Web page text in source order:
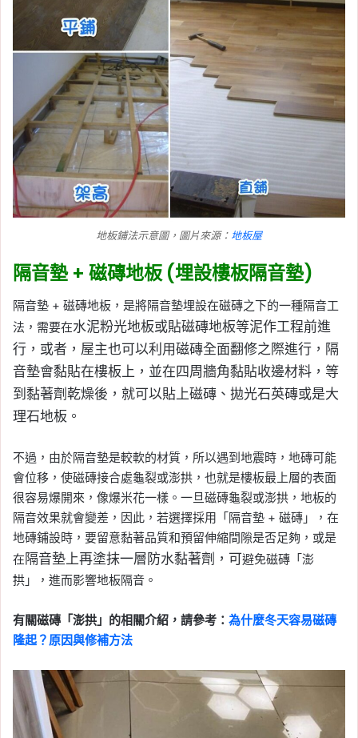
地板鋪法示意圖，圖片來源： 地板屋
隔音墊 + 磁磚地板 (埋設樓板隔音墊)
隔音墊 + 磁磚地板，是將隔音墊埋設在磁磚之下的一種隔音工
法，需要在水泥粉光地板或貼磁磚地板等泥作工程前進
行，或者，屋主也可以利用磁磚全面翻修之際進行，隔
音墊會黏貼在樓板上， 並在四周牆角黏貼收邊材料， 等
到黏著劑乾燥後，就可以貼上磁磚、拋光石英磚或是大
理石地板。
不過，由於隔音墊是較軟的材質，所以遇到地震時，地磚可能
會位移，使磁磚接合處龜裂或澎拱，也就是樓板最上層的表面
很容易爆開來，像爆米花一樣。一旦磁磚龜裂或澎拱，地板的
隔音效果就會變差，因此，若選擇採用「隔音墊 + 磁磚」，在
地磚鋪設時，要留意黏著品質和預留伸縮間隙是否足夠，或是
在隔音墊上再塗抹一層防水黏著劑，可避免磁磚「澎
拱」，進而影響地板隔音。
有關磁磚「澎拱」的相關介紹，請參考： 為什麼冬天容易磁磚
隆起？原因與修補方法